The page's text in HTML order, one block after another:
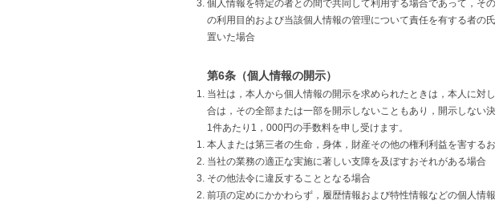
個人情報を特定の者との間で共同して利用する場合であって，そ
の利用目的および当該個人情報の管理について責任を有する者の
置いた場合
第6条（個人情報の開示）
当社は，本人から個人情報の開示を求められたときは，本人に
合は，その全部または一部を開示しないこともあり，開示しない
1件あたり1，000円の手数料を申し受けます。
本人または第三者の生命，身体，財産その他の権利利益を害する
当社の業務の適正な実施に著しい支障を及ぼすおそれがある場合
その他法令に違反することとなる場合
前項の定めにかかわらず，履歴情報および特性情報などの個人情